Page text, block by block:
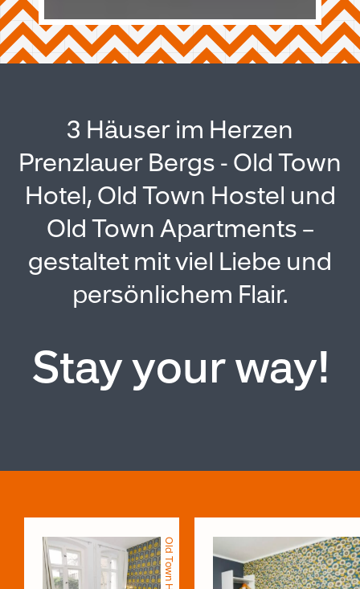
3 Häuser im Herzen
Prenzlauer Bergs - Old Town
Hotel, Old Town Hostel und
Old Town Apartments –
gestaltet mit viel Liebe und
persönlichem Flair.
Stay your way!
Old ­­­­Town Hote­­­­­­l